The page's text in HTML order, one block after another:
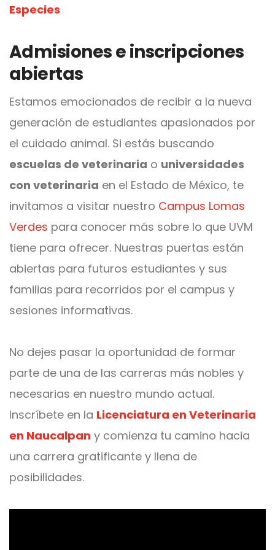
Especies
Admisiones e inscripciones
abiertas
Estamos emocionados de recibir a la nueva
generación de estudiantes apasionados por
el cuidado animal. Si estás buscando
escuelas de veterinaria o universidades
con veterinaria en el Estado de México, te
invitamos a visitar nuestro Campus Lomas
Verdes para conocer más sobre lo que UVM
tiene para ofrecer. Nuestras puertas están
abiertas para futuros estudiantes y sus
familias para recorridos por el campus y
sesiones informativas.
No dejes pasar la oportunidad de formar
parte de una de las carreras más nobles y
necesarias en nuestro mundo actual.
Inscríbete en la Licenciatura en Veterinaria
en Naucalpan y comienza tu camino hacia
una carrera gratificante y llena de
posibilidades.